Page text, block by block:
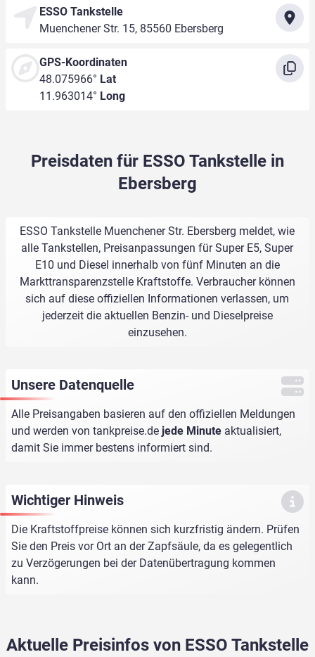
ESSO Tankstelle
Muenchener Str. 15, 85560 Ebersberg
GPS-Koordinaten
48.075966° Lat
11.963014° Long
Preisdaten für ESSO Tankstelle in
Ebersberg
ESSO Tankstelle Muenchener Str. Ebersberg meldet, wie
alle Tankstellen, Preisanpassungen für Super E5, Super
E10 und Diesel innerhalb von fünf Minuten an die
Markttransparenzstelle Kraftstoffe. Verbraucher können
sich auf diese offiziellen Informationen verlassen, um
jederzeit die aktuellen Benzin- und Dieselpreise
einzusehen.
Unsere Datenquelle
Alle Preisangaben basieren auf den offiziellen Meldungen
und werden von tankpreise.de jede Minute aktualisiert,
damit Sie immer bestens informiert sind.
Wichtiger Hinweis
Die Kraftstoffpreise können sich kurzfristig ändern. Prüfen
Sie den Preis vor Ort an der Zapfsäule, da es gelegentlich
zu Verzögerungen bei der Datenübertragung kommen
kann.
Aktuelle Preisinfos von ESSO Tankstelle